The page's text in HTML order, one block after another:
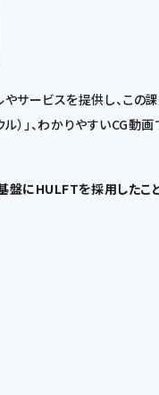
サービスを提供し、この
）」、わかりやすいCG動
にHULFTを採用したこ